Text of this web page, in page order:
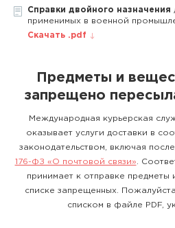
Справки двойного назначения
применимых в военной
Скачать .pdf
Предметы и
запрещено
Международная курьерская
оказывает услуги доставки в
законодательством, включая
176-ФЗ «О почтовой связи» .
принимает к отправке предметы
списке запрещенных.
списком в файле PDF,